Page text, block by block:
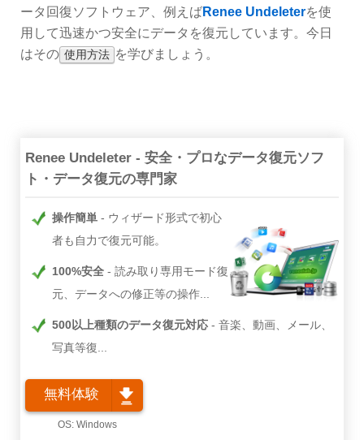
ータ回復ソフトウェア、例えばRenee Undeleterを使
用して迅速かつ安全にデータを復元しています。今日
はその 使用方法 を学びましょう。
Renee Undeleter - 安全・プロなデータ復元ソフ
ト・データ復元の専門家
操作簡単
ウィザード形式で初心
者も自力で復元可能。
100%安全
読み取り専用モード復
元、データへの修正等の操作...
500以上種類のデータ復元対応
音楽、動画、メール、
写真等復...
無料体験